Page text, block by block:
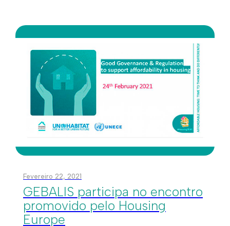
Fevereiro 22, 2021
GEBALIS participa no encontro
promovido pelo Housing
Europe